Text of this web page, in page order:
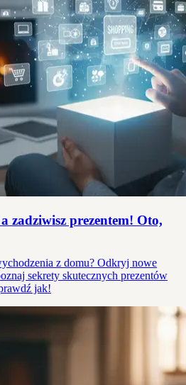
zadziwisz prezentem! Oto,
z domu? Odkryj nowe
sekrety skutecznych prezentów
jak!